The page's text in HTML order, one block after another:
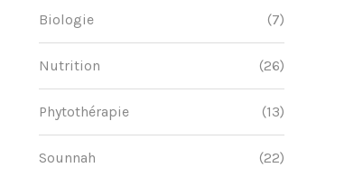
Biologie (7)
Nutrition (26)
Phytothérapie (13)
Sounnah (22)